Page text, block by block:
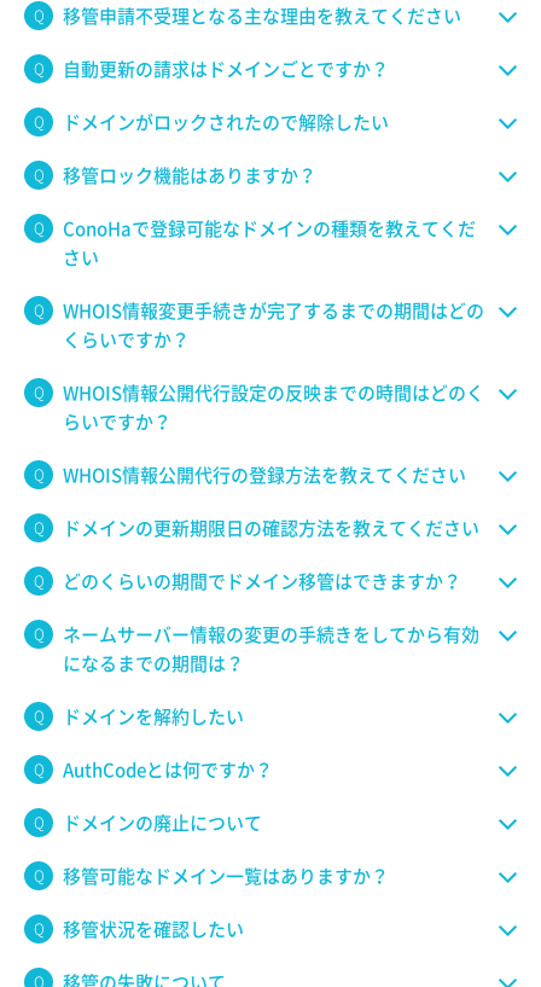
移管申請不受理となる主な理由を教えてください
自動更新の請求はドメインごとですか？
ドメインがロックされたので解除したい
移管ロック機能はありますか？
ConoHaで登録可能なドメインの種類を教えてくだ
さい
WHOIS情報変更手続きが完了するまでの期間はどの
くらいですか？
WHOIS情報公開代行設定の反映までの時間はどのく
らいですか？
WHOIS情報公開代行の登録方法を教えてください
ドメインの更新期限日の確認方法を教えてください
どのくらいの期間でドメイン移管はできますか？
ネームサーバー情報の変更の手続きをしてから有効
になるまでの期間は？
ドメインを解約したい
AuthCodeとは何ですか？
ドメインの廃止について
移管可能なドメイン一覧はありますか？
移管状況を確認したい